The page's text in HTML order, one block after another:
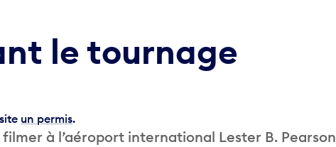
le tournage
un permis.
à l’aéroport international Lester B. Pearson